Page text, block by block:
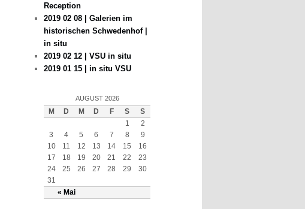
Reception
2019 02 08 | Galerien im
historischen Schwedenhof |
in situ
2019 02 12 | VSU in situ
2019 01 15 | in situ VSU
AUGUST 2026
M D M D F S S
« Mai
1
2
3
4 5 6 7 8
9
10
11 12 13 14 15
16
17
18 19 20 21 22
23
24
25 26 27 28 29
30
31